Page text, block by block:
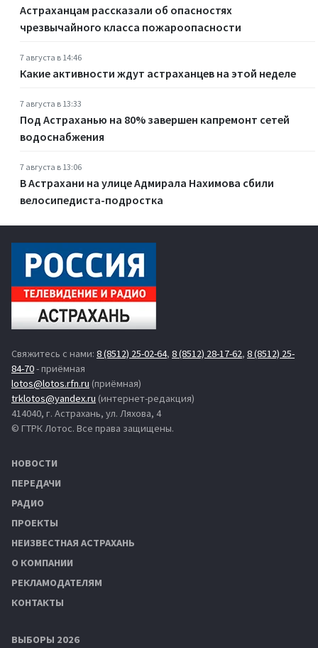
Астраханцам рассказали об опасностях
чрезвычайного класса пожароопасности
7 августа в 14:46
Какие активности ждут астраханцев на этой неделе
7 августа в 13:33
Под Астраханью на 80% завершен капремонт сетей
водоснабжения
7 августа в 13:06
В Астрахани на улице Адмирала Нахимова сбили
велосипедиста-подростка
Свяжитесь с нами: 8 (8512) 25-02-64, 8 (8512) 28-17-62, 8 (8512) 25-
84-70- приёмная
lotos@lotos.rfn.ru (приёмная)
trklotos@yandex.ru (интернет-редакция)
414040, г. Астрахань, ул. Ляхова, 4
© ГТРК Лотос. Все права защищены.
НОВОСТИ
ПЕРЕДАЧИ
РАДИО
ПРОЕКТЫ
НЕИЗВЕСТНАЯ АСТРАХАНЬ
О КОМПАНИИ
РЕКЛАМОДАТЕЛЯМ
КОНТАКТЫ
ВЫБОРЫ 2026